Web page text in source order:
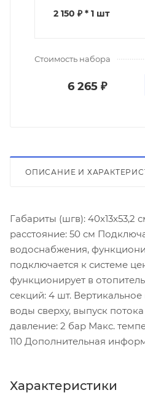
2 150 ₽ * 1 шт
Стоимость набора
6 265 ₽
ОПИСАНИЕ И
Габариты (шгв): 40x13x53,2
расстояние: 50 см
водоснабжения,
подключается к системе
функционирует в
секций: 4 шт.
воды сверху, выпуск
давление: 2 бар Макс.
110 Дополнительная
Характеристики